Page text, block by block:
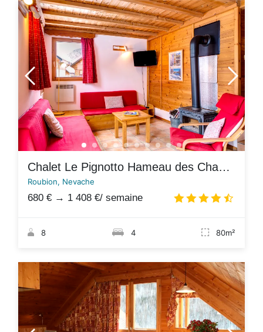
Chalet Le Pignotto Hameau des Chazals Nevache Hautes Alpes
Roubion, Nevache
680 € → 1 408 €/ semaine
8 4 80m²